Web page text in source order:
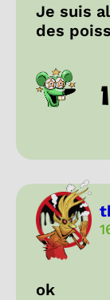
Je suis
des
1
ok